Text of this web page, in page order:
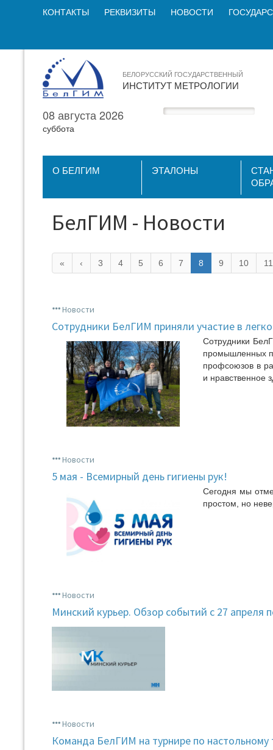
КОНТАКТЫ РЕКВИЗИТЫ НОВОСТИ
БЕЛОРУССКИЙ ГОСУДАРСТВЕННЫЙ
ИНСТИТУТ МЕТРОЛОГИИ
08 августа 2026
суббота
О БЕЛГИМ ЭТАЛОНЫ
БелГИМ - Новости
« ‹ 3 4 5 6 7 8 9 10 11
Новости
Сотрудники БелГИМ приняли участие в
Сотрудники
промышленных
профсоюзов в
и нравственное
Новости
5 мая - Всемирный день гигиены рук!
Сегодня мы
простом, но
Новости
Минский курьер. Обзор событий с 27 апреля
Новости
Команда БелГИМ на турнире по настольному